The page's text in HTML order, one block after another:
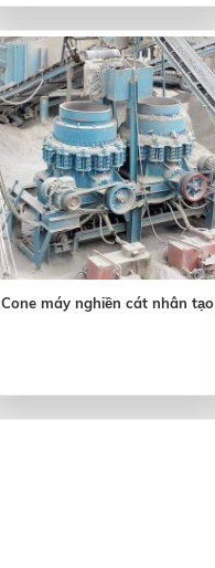
Cone máy nghiền cát nhân tạo